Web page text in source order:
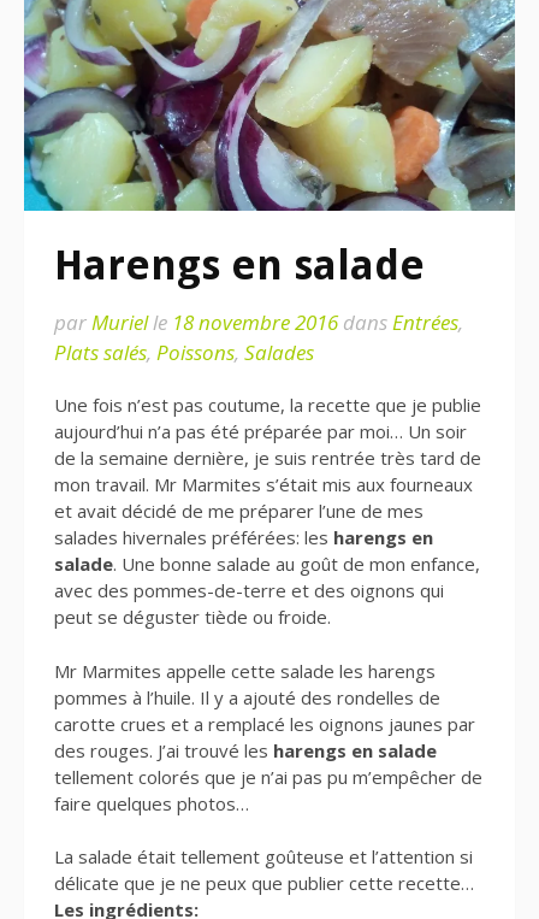
Harengs en salade
parMurielle 18 novembre 2016dansEntrées,
Plats salés, Poissons, Salades
Une fois n’est pas coutume, la recette que je publie
aujourd’hui n’a pas été préparée par moi… Un soir
de la semaine dernière, je suis rentrée très tard de
mon travail. Mr Marmites s’était mis aux fourneaux
et avait décidé de me préparer l’une de mes
salades hivernales préférées: les harengs en
salade. Une bonne salade au goût de mon enfance,
avec des pommes-de-terre et des oignons qui
peut se déguster tiède ou froide.
Mr Marmites appelle cette salade les harengs
pommes à l’huile. Il y a ajouté des rondelles de
carotte crues et a remplacé les oignons jaunes par
des rouges. J’ai trouvé les harengs en salade
tellement colorés que je n’ai pas pu m’empêcher de
faire quelques photos…
La salade était tellement goûteuse et l’attention si
délicate que je ne peux que publier cette recette…
Les ingrédients: